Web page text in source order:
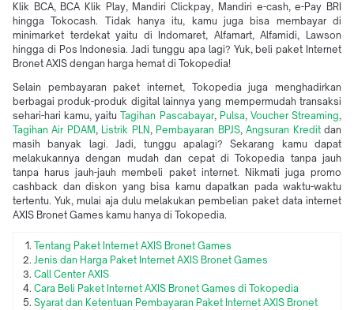
Klik BCA, BCA Klik Play, Mandiri Clickpay, Mandiri e-cash, e-Pay BRI
hingga Tokocash. Tidak hanya itu, kamu juga bisa membayar di
minimarket terdekat yaitu di Indomaret, Alfamart, Alfamidi, Lawson
hingga di Pos Indonesia. Jadi tunggu apa lagi? Yuk, beli paket Internet
Bronet AXIS dengan harga hemat di Tokopedia!
Selain pembayaran paket internet, Tokopedia juga menghadirkan
berbagai produk-produk digital lainnya yang mempermudah transaksi
sehari-hari kamu, yaituTagihan Pascabayar, Pulsa, Voucher Streaming,
Tagihan Air PDAM, Listrik PLN, Pembayaran BPJS,Angsuran Kreditdan
masih banyak lagi. Jadi, tunggu apalagi? Sekarang kamu dapat
melakukannya dengan mudah dan cepat di Tokopedia tanpa jauh
tanpa harus jauh-jauh membeli paket internet. Nikmati juga promo
cashback dan diskon yang bisa kamu dapatkan pada waktu-waktu
tertentu. Yuk, mulai aja dulu melakukan pembelian paket data internet
AXIS Bronet Games kamu hanya di Tokopedia.
Tentang Paket Internet AXIS Bronet Games
Jenis dan Harga Paket Internet AXIS Bronet Games
Call Center AXIS
Cara Beli Paket Internet AXIS Bronet Games di Tokopedia
Syarat dan Ketentuan Pembayaran Paket Internet AXIS Bronet